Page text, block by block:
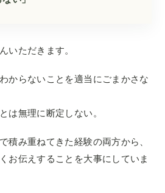
いただきます。
からないことを適当にごまかさな
は無理に断定しない。
積み重ねてきた経験の両方から、
お伝えすることを大事にしていま